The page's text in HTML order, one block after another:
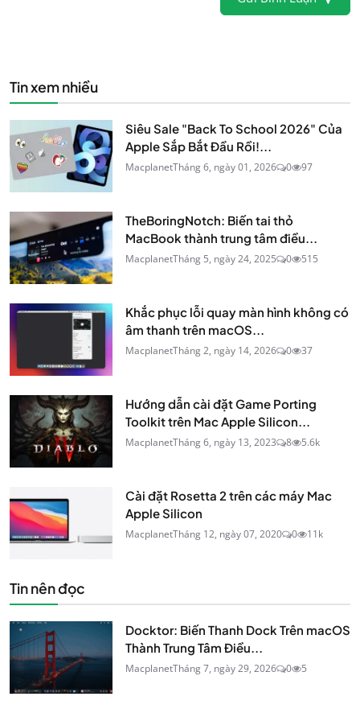
Tin xem nhiều
Siêu Sale "Back To School 2026" Của
Apple Sắp Bắt Đầu Rồi!...
MacplanetTháng 6, ngày 01, 2026 0 97
TheBoringNotch: Biến tai thỏ
MacBook thành trung tâm điều...
MacplanetTháng 5, ngày 24, 2025 0 515
Khắc phục lỗi quay màn hình không có
âm thanh trên macOS...
MacplanetTháng 2, ngày 14, 2026 0 37
Hướng dẫn cài đặt Game Porting
Toolkit trên Mac Apple Silicon...
MacplanetTháng 6, ngày 13, 2023 8 5.6k
Cài đặt Rosetta 2 trên các máy Mac
Apple Silicon
MacplanetTháng 12, ngày 07, 2020 0 11k
Tin nên đọc
Docktor: Biến Thanh Dock Trên macOS
Thành Trung Tâm Điều...
MacplanetTháng 7, ngày 29, 2026 0 5